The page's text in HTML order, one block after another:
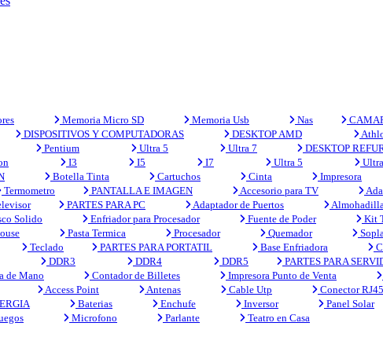
Memoria Micro SD Memoria Usb Nas
DISPOSITIVOS Y COMPUTADORAS DESKTOP AMD
Pentium Ultra 5 Ultra 7 DESKTOP
I3 I5 I7 Ultra 5
Botella Tinta Cartuchos Cinta Impresora
Termometro PANTALLA E IMAGEN Accesorio para TV
PARTES PARA PC Adaptador de Puertos Almohadilla
Solido Enfriador para Procesador Fuente de Poder Kit
Pasta Termica Procesador Quemador
Teclado PARTES PARA PORTATIL Base Enfriadora
DDR3 DDR4 DDR5 PARTES PARA
de Mano Contador de Billetes Impresora Punto de Venta
Access Point Antenas Cable Utp Conector RJ45
Baterias Enchufe Inversor Panel Solar
Microfono Parlante Teatro en Casa